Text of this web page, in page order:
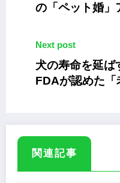
の「ペット婚」
Next post
犬の寿命を延ば
FDAが認めた「
関連記事